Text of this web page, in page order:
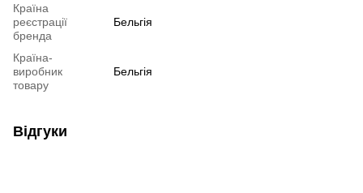
Країна
реєстрації
бренда
Бельгія
Країна-
виробник
товару
Бельгія
Відгуки